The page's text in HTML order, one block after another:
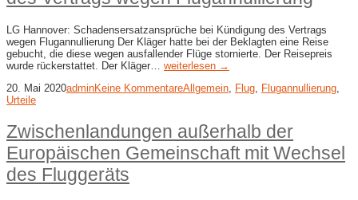
LG Hannover: Schadensersatzansprüche bei Kündigung des Vertrags
wegen Flugannullierung Der Kläger hatte bei der Beklagten eine Reise
gebucht, die diese wegen ausfallender Flüge stornierte. Der Reisepreis
wurde rückerstattet. Der Kläger… weiterlesen →
20. Mai 2020adminKeine KommentareAllgemein, Flug, Flugannullierung,
Urteile
Zwischenlandungen außerhalb der
Europäischen Gemeinschaft mit Wechsel
des Fluggeräts